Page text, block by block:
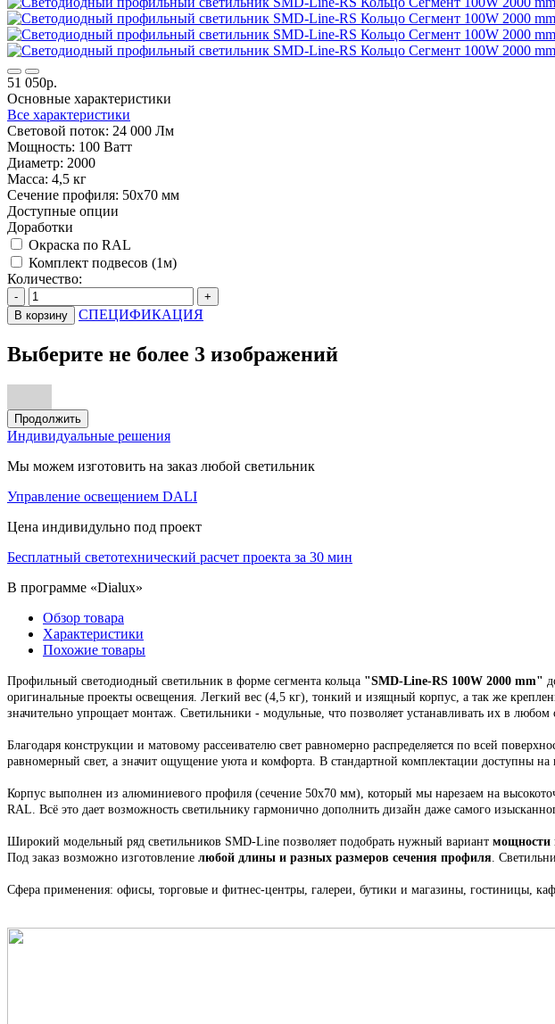
51 050р.
Основные характеристики
Все характеристики
Световой поток: 24 000 Лм
Мощность: 100 Ватт
Диаметр: 2000
Масса: 4,5 кг
Сечение профиля: 50х70 мм
Доступные опции
Доработки
Окраска по RAL
Комплект подвесов (1м)
Количество:
-
+
В корзину
СПЕЦИФИКАЦИЯ
Выберите не более 3 изображений
Продолжить
Индивидуальные решения
Мы можем изготовить на заказ любой светильник
Управление освещением DALI
Цена индивидульно под проект
Бесплатный светотехнический расчет проекта за 30 мин
В программе «Dialux»
Обзор товара
Характеристики
Похожие товары
Профильный светодиодный светильник в форме сегмента кольца "SMD-Line-RS 100W 2000 mm"
оригинальные проекты освещения. Легкий вес (4,5 кг), тонкий и изящный корпус, а так же
значительно упрощает монтаж. Светильники - модульные, что позволяет устанавливать их в любом
Благодаря конструкции и матовому рассеивателю свет равномерно распределяется по всей
равномерный свет, а значит ощущение уюта и комфорта. В стандартной комплектации доступны на
Корпус выполнен из алюминиевого профиля (сечение 50х70 мм), который мы нарезаем на
RAL. Всё это дает возможность светильнику гармонично дополнить дизайн даже самого
Широкий модельный ряд светильников SMD-Line позволяет подобрать нужный вариант мощности
Под заказ возможно изготовление любой длины и разных размеров сечения профиля. С
Сфера применения: офисы, торговые и фитнес-центры, галереи, бутики и магазины, гостиницы,